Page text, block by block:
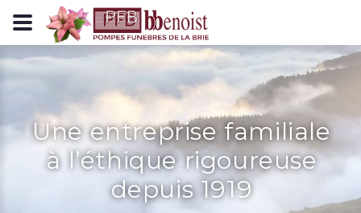
Panneau de gestion des cookies
Une entreprise familiale
à l’éthique rigoureuse
depuis 1919